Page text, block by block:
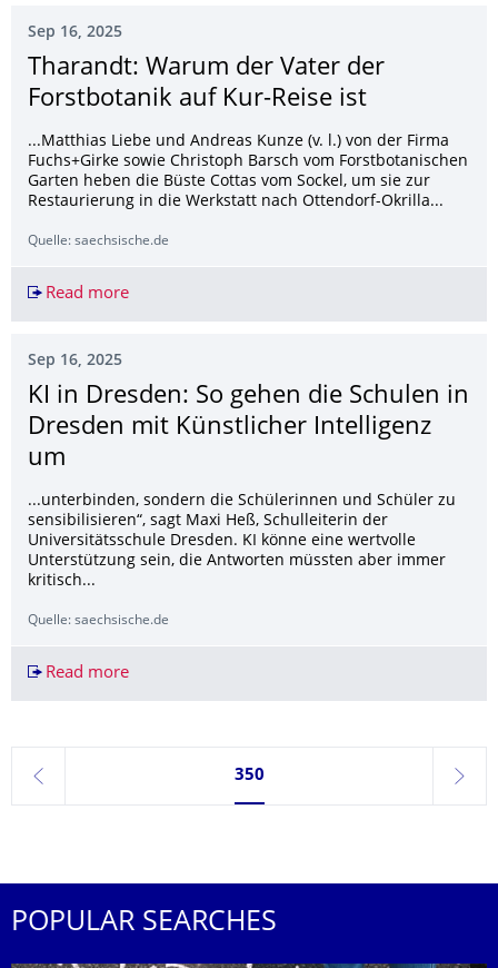
Sep 16, 2025
Tharandt: Warum der Vater der
Forstbotanik auf Kur-Reise ist
...Matthias Liebe und Andreas Kunze (v. l.) von der Firma
Fuchs+Girke sowie Christoph Barsch vom Forstbotanischen
Garten heben die Büste Cottas vom Sockel, um sie zur
Restaurierung in die Werkstatt nach Ottendorf-Okrilla...
Quelle: saechsische.de
Read moreTharandt: Warum der Vater der Forstbotanik
Sep 16, 2025
KI in Dresden: So gehen die Schulen in
Dresden mit Künstlicher Intelligenz
um
...unterbinden, sondern die Schülerinnen und Schüler zu
sensibilisieren“, sagt Maxi Heß, Schulleiterin der
Universitätsschule Dresden. KI könne eine wertvolle
Unterstützung sein, die Antworten müssten aber immer
kritisch...
Quelle: saechsische.de
Read moreKI in Dresden: So gehen die Schulen in
previous
Currently on page 350
350
next
POPULAR SEARCHES